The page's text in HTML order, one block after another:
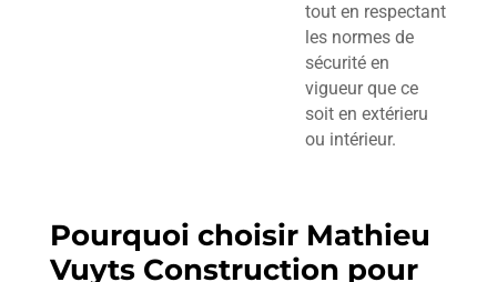
tout en respectant
les normes de
sécurité en
vigueur que ce
soit en extérieru
ou intérieur.
Pourquoi choisir Mathieu
Vuyts Construction pour